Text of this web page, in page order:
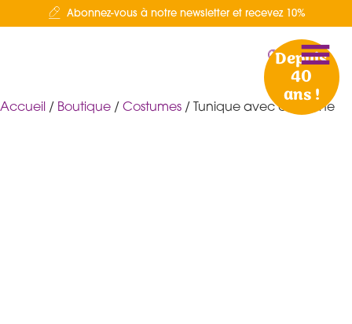
Abonnez-vous à notre newsletter et recevez 10%
Depuis
40
ans !
Accueil / Boutique / Costumes / Tunique avec capuche